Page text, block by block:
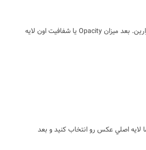
بعد برين توي تنظيمات لايه‌ها و نوع تركيب لايه (Blend Mode) رو روي Color بزارين. بعد ميزان Opacity يا شفافيت اون لايه
اصلي عكس رو انتخاب كنيد و بعد